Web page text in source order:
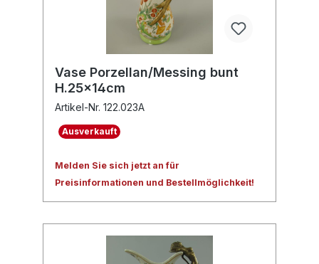
Vase Porzellan/Messing bunt
H.25x14cm
Artikel-Nr. 122.023A
Ausverkauft
Melden Sie sich jetzt an für
Preisinformationen und Bestellmöglichkeit!